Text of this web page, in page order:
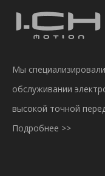
Мы
обслуживании
высокой точной
Подробнее >>